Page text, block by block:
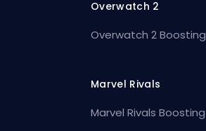
Overwatch 2
Overwatch 2 Boosting
Marvel Rivals
Marvel Rivals Boosting